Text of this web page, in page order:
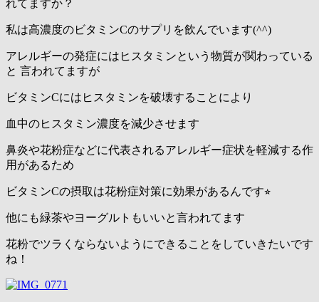
れてますか？
私は高濃度のビタミンCのサプリを飲んでいます(^^)
アレルギーの発症にはヒスタミンという物質が関わっている
と 言われてますが
ビタミンCにはヒスタミンを破壊することにより
血中のヒスタミン濃度を減少させます
⿐炎や花粉症などに代表されるアレルギー症状を軽減する作
⽤があるため
ビタミンCの摂取は花粉症対策に効果があるんです⭐︎
他にも緑茶やヨーグルトもいいと言われてます
花粉でツラくならないようにできることをしていきたいです
ね！